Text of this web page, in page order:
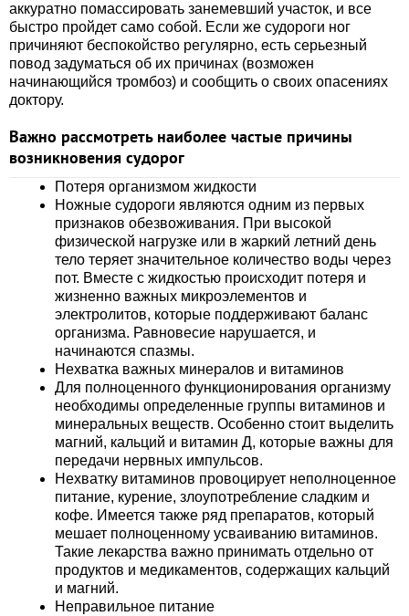
аккуратно помассировать занемевший участок, и все
быстро пройдет само собой. Если же судороги ног
причиняют беспокойство регулярно, есть серьезный
повод задуматься об их причинах (возможен
начинающийся тромбоз) и сообщить о своих опасениях
доктору.
Важно рассмотреть наиболее частые причины
возникновения судорог
Потеря организмом жидкости
Ножные судороги являются одним из первых
признаков обезвоживания. При высокой
физической нагрузке или в жаркий летний день
тело теряет значительное количество воды через
пот. Вместе с жидкостью происходит потеря и
жизненно важных микроэлементов и
электролитов, которые поддерживают баланс
организма. Равновесие нарушается, и
начинаются спазмы.
Нехватка важных минералов и витаминов
Для полноценного функционирования организму
необходимы определенные группы витаминов и
минеральных веществ. Особенно стоит выделить
магний, кальций и витамин Д, которые важны для
передачи нервных импульсов.
Нехватку витаминов провоцирует неполноценное
питание, курение, злоупотребление сладким и
кофе. Имеется также ряд препаратов, который
мешает полноценному усваиванию витаминов.
Такие лекарства важно принимать отдельно от
продуктов и медикаментов, содержащих кальций
и магний.
Неправильное питание